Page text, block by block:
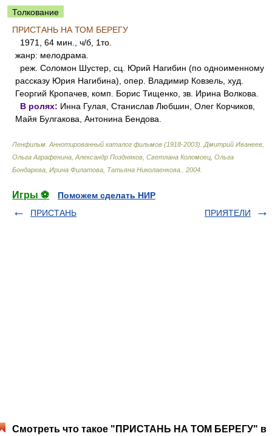
Толкование
ПРИСТАНЬ НА ТОМ БЕРЕГУ
1971, 64 мин., ч/б, 1то.
жанр: мелодрама.
реж. Соломон Шустер, сц. Юрий Нагибин (по одноименному
рассказу Юрия Нагибина), опер. Владимир Ковзель, худ.
Георгий Кропачев, комп. Борис Тищенко, зв. Ирина Волкова.
В ролях: Инна Гулая, Станислав Любшин, Олег Корчиков,
Майя Булгакова, Антонина Бендова.
Ленфильм. Аннотированный каталог фильмов (1918-2003) Дмитрий Иванеев,
Ольга Аграфенина, Александр Поздняков, Светлана Коломоец, Ольга
Бондарева, Ирина Филатова, Татьяна Николаенкова.
2004
Игры ⚽
Поможем сделать НИР
ПРИСТАНЬ
ПРИЯТЕЛИ
Смотреть что такое "ПРИСТАНЬ НА ТОМ БЕРЕГУ" в